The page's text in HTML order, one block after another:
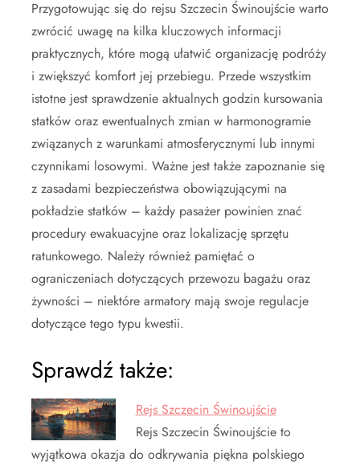
Przygotowując się do rejsu Szczecin Świnoujście warto
zwrócić uwagę na kilka kluczowych informacji
praktycznych, które mogą ułatwić organizację podróży
i zwiększyć komfort jej przebiegu. Przede wszystkim
istotne jest sprawdzenie aktualnych godzin kursowania
statków oraz ewentualnych zmian w harmonogramie
związanych z warunkami atmosferycznymi lub innymi
czynnikami losowymi. Ważne jest także zapoznanie się
z zasadami bezpieczeństwa obowiązującymi na
pokładzie statków – każdy pasażer powinien znać
procedury ewakuacyjne oraz lokalizację sprzętu
ratunkowego. Należy również pamiętać o
ograniczeniach dotyczących przewozu bagażu oraz
żywności – niektóre armatory mają swoje regulacje
dotyczące tego typu kwestii.
Sprawdź także:
Rejs Szczecin Świnoujście
Rejs Szczecin Świnoujście to
wyjątkowa okazja do odkrywania piękna polskiego